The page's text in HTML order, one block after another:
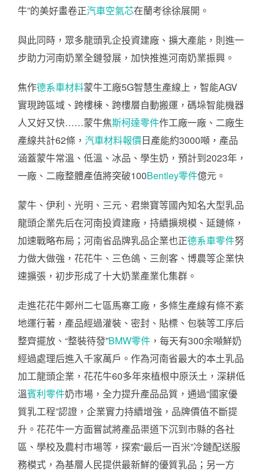
牛”的美好畫卷正汽車空氣芯在蘭考徐徐展開。
與此同時，眾多龍頭乳企投資建廠、擴大產能，則進一
步助力河南奶業全鏈發展，加快推進河南奶業振興。
焦作德系車材料蒙牛工廠5G智慧生產線上，智能AGV
實現跨區域、跨樓棟、跨樓層自動搬運，碼垛智能機器
人又好又快……蒙牛焦斯柯達零件作工廠一廠、二廠生
產線共計62條， 汽車材料報價日產能約3000噸，產品
涵蓋蒙牛常溫、低溫、冰品、學生奶，預計到2023年，
一廠、二廠整體產值將突破100Bentley零件億元。
蒙牛、伊利、光明、三元、君樂寶等國內知名大型乳品
龍頭企業先后在河南投資建廠，持續擴規模、延鏈條，
加速戰略布局；河南省品牌乳品企業也正德系車零件努
力做大做強，花花牛、三色鴿、三劍客、博農等企業快
速擴張，初步形成了十大奶業產業化集群。
走進花花牛鄭州二七區馬寨工廠，多條生產線有條不紊
地運行著，產品經過灌裝、密封、貼標、包裝等工序后
整齊擺放、“整裝待發”BMW零件 ，每天有300余噸鮮奶
經過處理后進入千家萬戶。作為河南省最大的本土乳品
加工龍頭企業，花花牛60多年來植根中原沃土，深耕低
溫賓利零件奶市場，全力提升產品品質，通過“國家優
質乳工程”認證，企業實力持續增強，品牌價值不斷提
升。花花牛一方面嘗試將產品渠道下沉到市縣的各社
區、學校及農村市場等，探索“最后一百米”冷鏈配送服
務模式，為基層人民提供最新鮮的優質乳品；另一方